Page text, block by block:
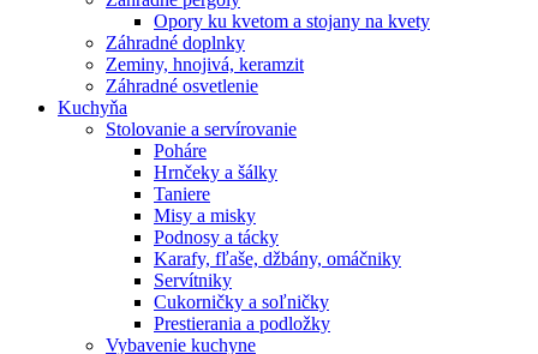
Opory ku kvetom a stojany na kvety
Záhradné doplnky
Zeminy, hnojivá, keramzit
Záhradné osvetlenie
Kuchyňa
Stolovanie a servírovanie
Poháre
Hrnčeky a šálky
Taniere
Misy a misky
Podnosy a tácky
Karafy, fľaše, džbány, omáčniky
Servítniky
Cukorničky a soľničky
Prestierania a podložky
Vybavenie kuchyne